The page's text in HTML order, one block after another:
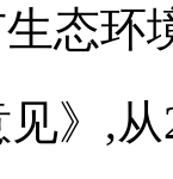
态环
》,